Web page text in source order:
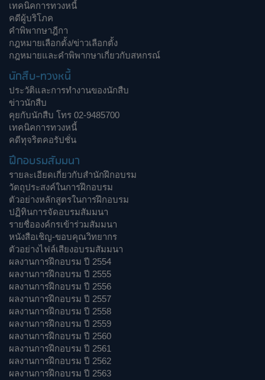
เทคนิคการทวงหนี้
คดีผู้บริโภค
คำพิพากษาฎีกา
กฎหมายเลือกตั้ง/ข่าวเลือกตั้ง
กฎหมายและคำพิพากษาเกี่ยวกับสหกรณ์
นักสืบ-ทวงหนี้
ประวัติและการทำงานของนักสืบ
ข่าวนักสืบ
คุยกับนักสืบ โทร 02-9485700
เทคนิคการทวงหนี้
คดีทุจริตคอรัปชั่น
ฝึกอบรมสัมมนา
รายละเอียดเกี่ยวกับสำนักฝึกอบรม
วัตถุประสงค์ในการฝึกอบรม
ตัวอย่างหลักสูตรในการฝึกอบรม
ปฏิทินการจัดอบรมสัมมนา
รายชื่อองค์กรเข้าร่วมสัมมนา
หนังสือเชิญ-ขอบคุณวิทยากร
ตัวอย่างไฟล์เสียงอบรมสัมมนา
ผลงานการฝึกอบรม ปี 2554
ผลงานการฝึกอบรม ปี 2555
ผลงานการฝึกอบรม ปี 2556
ผลงานการฝึกอบรม ปี 2557
ผลงานการฝึกอบรม ปี 2558
ผลงานการฝึกอบรม ปี 2559
ผลงานการฝึกอบรม ปี 2560
ผลงานการฝึกอบรม ปี 2561
ผลงานการฝึกอบรม ปี 2562
ผลงานการฝึกอบรม ปี 2563